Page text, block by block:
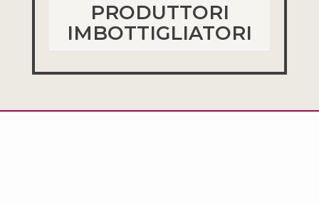
PRODUTTORI
IMBOTTIGLIATORI